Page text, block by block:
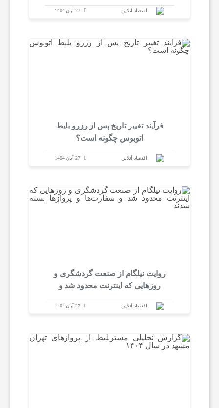
اقتصاد آنلاین 27 آبان 1404
فرآیند تغییر تاریخ پس از رزرو بلیط
اتوبوس چگونه است؟
اقتصاد آنلاین 27 آبان 1404
روایت نیلگام از صنعت گردشگری و
روزهایی که اینترنت محدود شد و
اقتصاد آنلاین 27 آبان 1404